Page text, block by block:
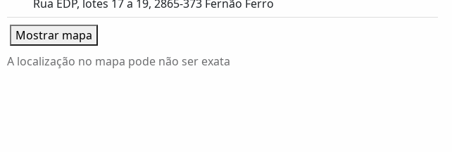
Rua EDP, lotes 17 a 19, 2865-373 Fernão Ferro
Mostrar mapa
A localização no mapa pode não ser exata